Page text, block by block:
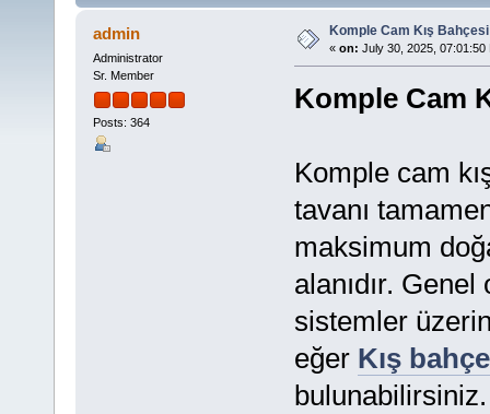
admin
Administrator
Sr. Member
Posts: 364
Komple Cam Kış
« on: July 30, 2025, 07:01:50
Komple Cam
Komple cam
tavanı
maksimum
alanıdır.
sistemler
eğer Kış
bulunabilirsiniz.